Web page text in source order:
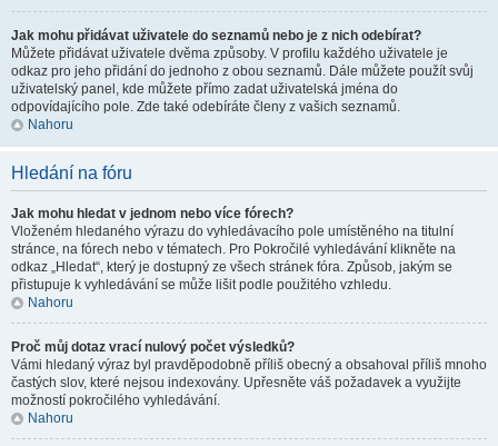
Jak mohu přidávat uživatele do seznamů nebo je z nich odebírat?
Můžete přidávat uživatele dvěma způsoby. V profilu každého uživatele je
odkaz pro jeho přidání do jednoho z obou seznamů. Dále můžete použít svůj
uživatelský panel, kde můžete přímo zadat uživatelská jména do
odpovídajícího pole. Zde také odebíráte členy z vašich seznamů.
Nahoru
Hledání na fóru
Jak mohu hledat v jednom nebo více fórech?
Vloženém hledaného výrazu do vyhledávacího pole umístěného na titulní
stránce, na fórech nebo v tématech. Pro Pokročilé vyhledávání klikněte na
odkaz „Hledat“, který je dostupný ze všech stránek fóra. Způsob, jakým se
přistupuje k vyhledávání se může lišit podle použitého vzhledu.
Nahoru
Proč můj dotaz vrací nulový počet výsledků?
Vámi hledaný výraz byl pravděpodobně příliš obecný a obsahoval příliš mnoho
častých slov, které nejsou indexovány. Upřesněte váš požadavek a využijte
možností pokročilého vyhledávání.
Nahoru